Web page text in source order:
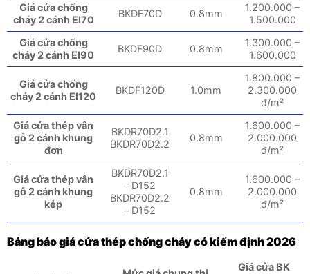
Giá cửa chống
cháy 2 cánh EI70
BKDF70D 0.8mm
1.200.000 –
1.500.000
Giá cửa chống
cháy 2 cánh EI90
BKDF90D 0.8mm
1.300.000 –
1.600.000
Giá cửa chống
cháy 2 cánh EI120
BKDF120D 1.0mm
1.800.000 –
2.300.000
đ/m²
Giá cửa thép vân
gỗ 2 cánh khung
đơn
BKDR70D2.1
BKDR70D2.2
0.8mm
1.600.000 –
2.000.000
đ/m²
Giá cửa thép vân
gỗ 2 cánh khung
kép
BKDR70D2.1
– D152
BKDR70D2.2
– D152
0.8mm
1.600.000 –
2.000.000
đ/m²
Bảng báo giá cửa thép chống cháy có kiểm định 2026
Giá cửa BK